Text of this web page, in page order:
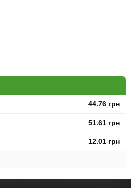
44.76 грн
51.61 грн
12.01 грн